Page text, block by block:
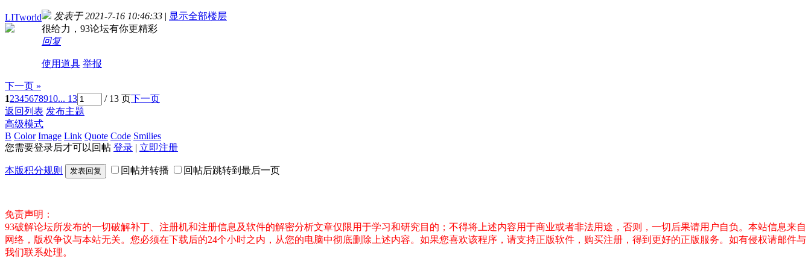
LITworld 发表于 2021-7-16 10:46:33 | 显示全部楼层
很给力，93论坛有你更精彩
回复
使用道具 举报
下一页 »
12345678910... 13 / 13 页下一页
返回列表 发布主题
高级模式
B Color Image Link Quote Code Smilies
您需要登录后才可以回帖 登录 | 立即注册
本版积分规则 发表回复 回帖并转播 回帖后跳转到最后一页
免责声明：
93破解论坛所发布的一切破解补丁、注册机和注册信息及软件的解密分析文章仅限用于学习和研究目的；不得将上述内容用于商业或者非法用途，否则，一切后果请用户自负。本站信息来自
网络，版权争议与本站无关。您必须在下载后的24个小时之内，从您的电脑中彻底删除上述内容。如果您喜欢该程序，请支持正版软件，购买注册，得到更好的正版服务。如有侵权请邮件与
我们联系处理。